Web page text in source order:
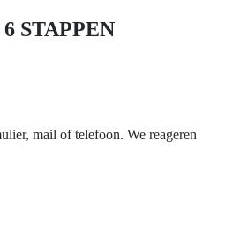
STAPPEN
mail of telefoon. We reageren